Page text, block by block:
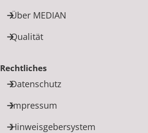
Über MEDIAN
Qualität
Rechtliches
Datenschutz
Impressum
Hinweisgebersystem